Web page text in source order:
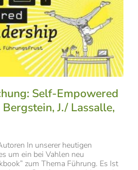
Self-Empowered
J./ Lassalle,
In unserer heutigen
um ein bei Vahlen neu
zum Thema Führung. Es Ist